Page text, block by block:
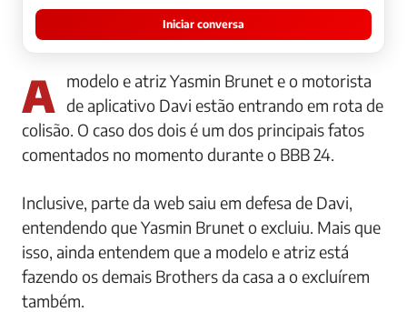
Iniciar conversa
A modelo e atriz Yasmin Brunet e o motorista de aplicativo Davi estão entrando em rota de
colisão. O caso dos dois é um dos principais fatos
comentados no momento durante o BBB 24.
Inclusive, parte da web saiu em defesa de Davi,
entendendo que Yasmin Brunet o excluiu. Mais que
isso, ainda entendem que a modelo e atriz está
fazendo os demais Brothers da casa a o excluírem
também.